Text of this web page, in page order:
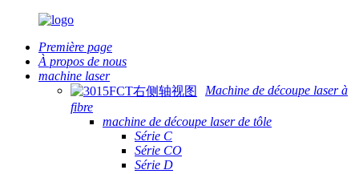
Première page
À propos de nous
machine laser
Machine de découpe laser à
fibre
machine de découpe laser de tôle
Série C
Série CO
Série D